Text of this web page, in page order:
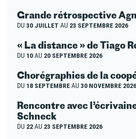
Grande rétrospective
DU 30 JUILLET AU 23 SEPTEMBRE 2026
« La distance » de Tiago
DU 10AU 20 SEPTEMBRE 2026
Chorégraphies de la
DU 18 SEPTEMBREAU 30 NOVEMBRE 2026
Rencontre avec
Schneck
DU 22AU 23 SEPTEMBRE 2026